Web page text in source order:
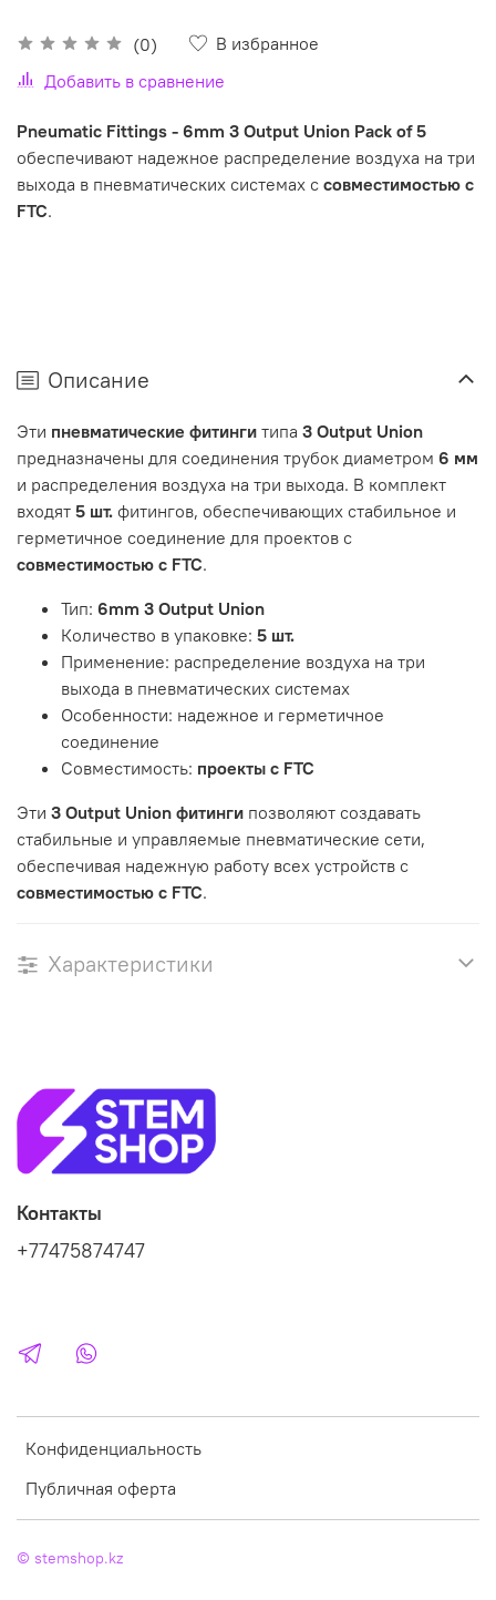
(0)
В избранное
Добавить в сравнение
Pneumatic Fittings - 6mm 3 Output Union Pack of 5
обеспечивают надежное распределение воздуха на три
выхода в пневматических системах с совместимостью с
FTC.
Описание
Эти пневматические фитинги типа 3 Output Union
предназначены для соединения трубок диаметром 6 мм
и распределения воздуха на три выхода. В комплект
входят 5 шт. фитингов, обеспечивающих стабильное и
герметичное соединение для проектов с
совместимостью с FTC.
Тип: 6mm 3 Output Union
Количество в упаковке: 5 шт.
Применение: распределение воздуха на три
выхода в пневматических системах
Особенности: надежное и герметичное
соединение
Совместимость: проекты с FTC
Эти 3 Output Union фитинги позволяют создавать
стабильные и управляемые пневматические сети,
обеспечивая надежную работу всех устройств с
совместимостью с FTC.
Характеристики
Конфиденциальность
Публичная оферта
Контакты
+77475874747
© stemshop.kz